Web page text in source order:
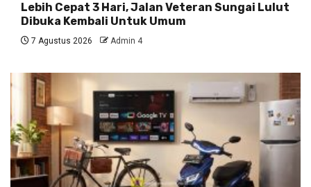
Lebih Cepat 3 Hari, Jalan Veteran Sungai Lulut
Dibuka Kembali Untuk Umum
7 Agustus 2026 Admin 4